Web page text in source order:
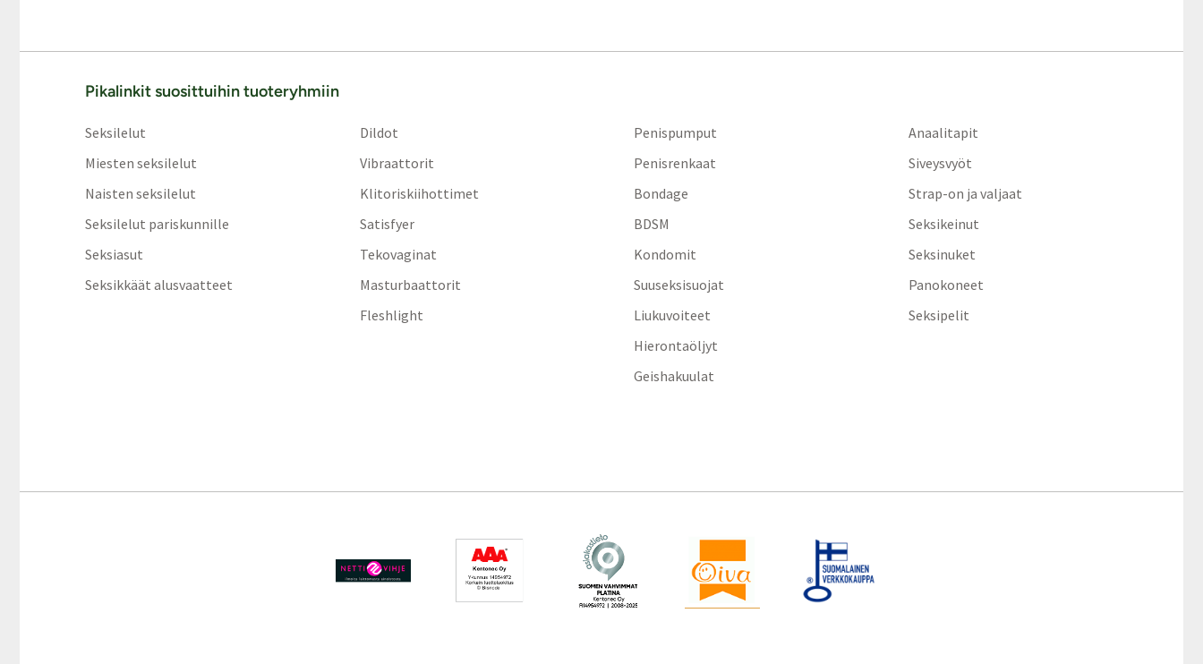
Pikalinkit suosittuihin tuoteryhmiin
Seksilelut
Miesten seksilelut
Naisten seksilelut
Seksilelut pariskunnille
Seksiasut
Seksikkäät alusvaatteet
Dildot
Vibraattorit
Klitoriskiihottimet
Satisfyer
Tekovaginat
Masturbaattorit
Fleshlight
Penispumput
Penisrenkaat
Bondage
BDSM
Kondomit
Suuseksisuojat
Liukuvoiteet
Hierontaöljyt
Geishakuulat
Anaalitapit
Siveysvyöt
Strap-on ja valjaat
Seksikeinut
Seksinuket
Panokoneet
Seksipelit